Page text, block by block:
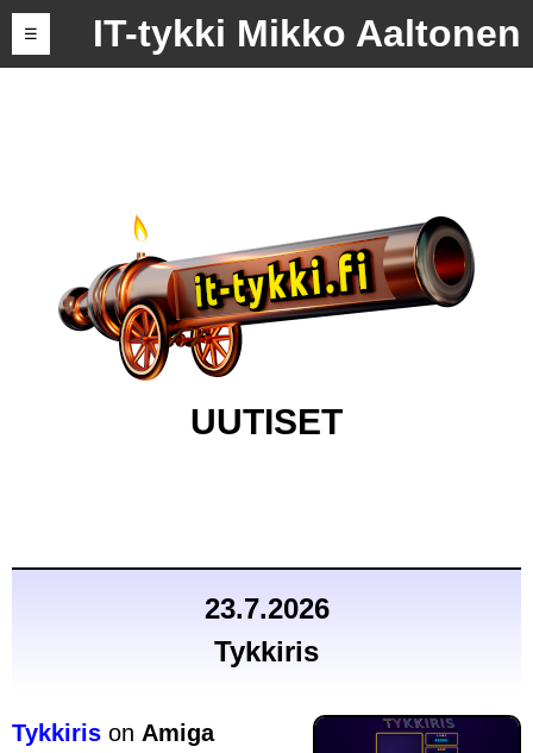
☰ IT-tykki Mikko Aaltonen
UUTISET
23.7.2026
Tykkiris
Tykkiris on Amiga